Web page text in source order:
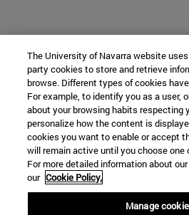
The University of Navarra website
party cookies to store and retrieve
browse. Different types of cookies
For example, to identify you as a user,
about your browsing habits respecting
personalize how the content is
cookies you want to enable or accept
will remain active until you choose
For more detailed information about
our Cookie Policy.
Manage